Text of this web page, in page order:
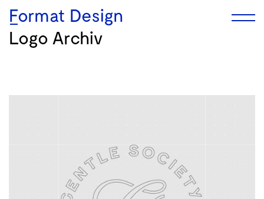
Format Design
Logo Archiv